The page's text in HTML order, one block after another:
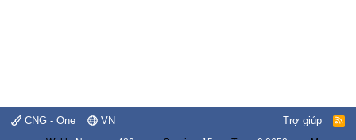
CNG - One VN Trợ giúp
R